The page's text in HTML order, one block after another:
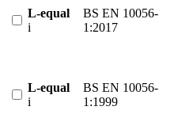
L-equal
i
BS EN 10056-
1:2017
L-equal
i
BS EN 10056-
1:1999